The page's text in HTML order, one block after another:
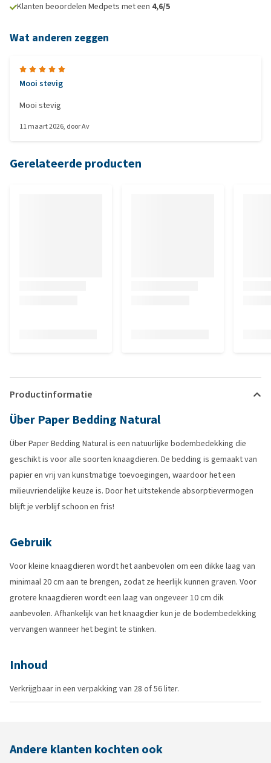
Klanten beoordelen Medpets met een 4,6/5
Wat anderen zeggen
Mooi stevig
Mooi stevig
11 maart 2026, doorAv
Gerelateerde producten
Productinformatie
Über Paper Bedding Natural
Über Paper Bedding Natural is een natuurlijke bodembedekking die
geschikt is voor alle soorten knaagdieren. De bedding is gemaakt van
papier en vrij van kunstmatige toevoegingen, waardoor het een
milieuvriendelijke keuze is. Door het uitstekende absorptievermogen
blijft je verblijf schoon en fris!
Gebruik
Voor kleine knaagdieren wordt het aanbevolen om een dikke laag van
minimaal 20 cm aan te brengen, zodat ze heerlijk kunnen graven. Voor
grotere knaagdieren wordt een laag van ongeveer 10 cm dik
aanbevolen. Afhankelijk van het knaagdier kun je de bodembedekking
vervangen wanneer het begint te stinken.
Inhoud
Verkrijgbaar in een verpakking van 28 of 56 liter.
Andere klanten kochten ook